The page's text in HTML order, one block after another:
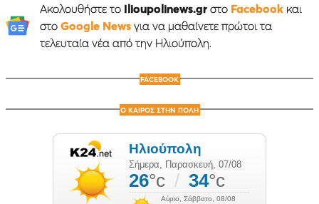
Ακολουθήστε το Ilioupolinews.grστο Facebookκαι
στο Google Newsγια να μαθαίνετε πρώτοι τα
τελευταία νέα από την Ηλιούπολη.
FACEBOOK
Ο ΚΑΙΡΟΣ ΣΤΗΝ ΠΟΛΗ